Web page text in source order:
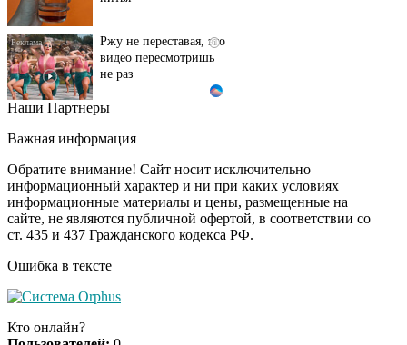
видео пересмотришь
не раз
Ролик длится пару
шоке от увиденного
i
Ролик из Омска: вы
будете смеяться долго
Королева вагона
Наши Партнеры
Важная информация
Обратите внимание! Сайт носит исключительно
информационный характер и ни при каких условиях
информационные материалы и цены, размещенные на
сайте, не являются публичной офертой, в соответствии со
ст. 435 и 437 Гражданского кодекса РФ.
Ошибка в тексте
Кто онлайн?